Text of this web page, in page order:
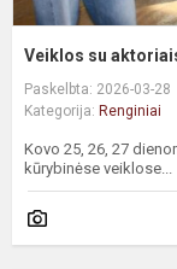
Veiklos su
Paskelbta: 2026-03-28
Kategorija: Renginiai
Kovo 25, 26, 27
kūrybinėse veiklose...